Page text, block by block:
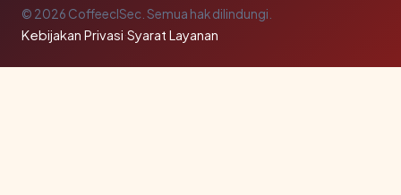
© 2026 CoffeeclSec. Semua hak dilindungi.
Kebijakan Privasi·Syarat Layanan